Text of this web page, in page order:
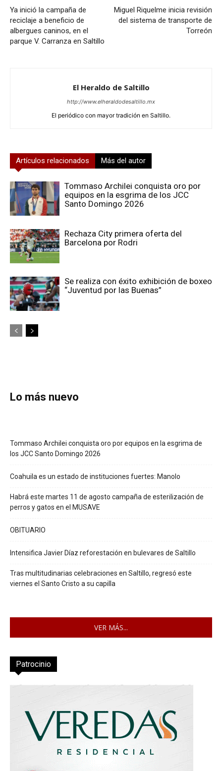
Ya inició la campaña de
reciclaje a beneficio de
albergues caninos, en el
parque V. Carranza en Saltillo
Miguel Riquelme inicia revisión
del sistema de transporte de
Torreón
El Heraldo de Saltillo
http://www.elheraldodesaltillo.mx
El periódico con mayor tradición en Saltillo.
Artículos relacionados Más del autor
Tommaso Archilei conquista oro por
equipos en la esgrima de los JCC
Santo Domingo 2026
Rechaza City primera oferta del
Barcelona por Rodri
Se realiza con éxito exhibición de boxeo
“Juventud por las Buenas”
Lo más nuevo
Tommaso Archilei conquista oro por equipos en la esgrima de
los JCC Santo Domingo 2026
Coahuila es un estado de instituciones fuertes: Manolo
Habrá este martes 11 de agosto campaña de esterilización de
perros y gatos en el MUSAVE
OBITUARIO
Intensifica Javier Díaz reforestación en bulevares de Saltillo
Tras multitudinarias celebraciones en Saltillo, regresó este
viernes el Santo Cristo a su capilla
VER MÁS...
Patrocinio